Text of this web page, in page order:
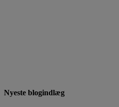
Nyeste blogindlæg